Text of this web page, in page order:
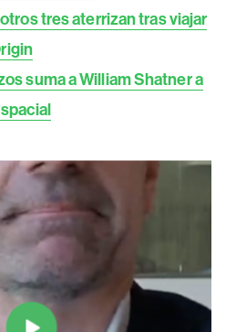
tres aterrizan tras viajar
suma a William Shatner a